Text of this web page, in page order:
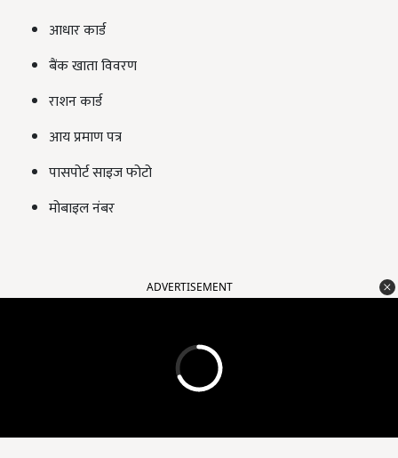
आधार कार्ड
बैंक खाता विवरण
राशन कार्ड
आय प्रमाण पत्र
पासपोर्ट साइज फोटो
मोबाइल नंबर
ADVERTISEMENT